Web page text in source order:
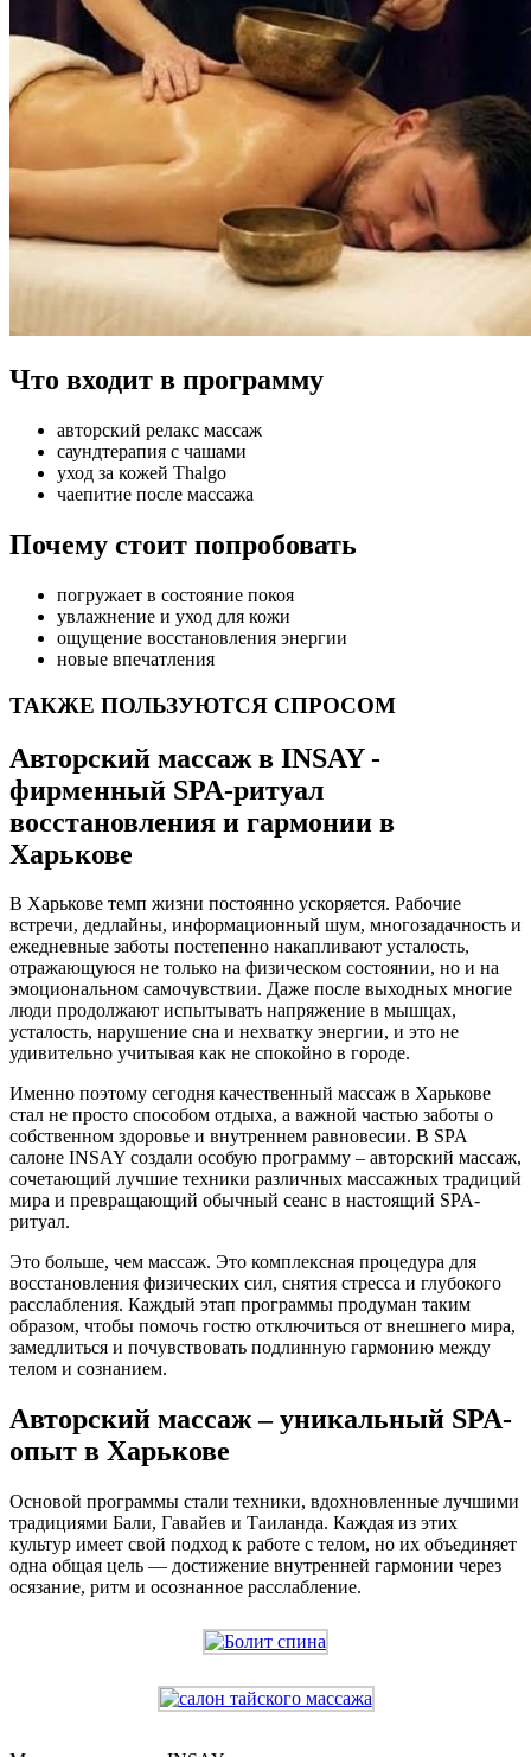
Что входит в программу
авторский релакс массаж
саундтерапия с чашами
уход за кожей Thalgo
чаепитие после массажа
Почему стоит попробовать
погружает в состояние покоя
увлажнение и уход для кожи
ощущение восстановления энергии
новые впечатления
ТАКЖЕ ПОЛЬЗУЮТСЯ СПРОСОМ
Авторский массаж в INSAY -
фирменный SPA-ритуал
восстановления и гармонии в
Харькове
В Харькове темп жизни постоянно ускоряется. Рабочие
встречи, дедлайны, информационный шум, многозадачность и
ежедневные заботы постепенно накапливают усталость,
отражающуюся не только на физическом состоянии, но и на
эмоциональном самочувствии. Даже после выходных многие
люди продолжают испытывать напряжение в мышцах,
усталость, нарушение сна и нехватку энергии, и это не
удивительно учитывая как не спокойно в городе.
Именно поэтому сегодня качественный массаж в Харькове
стал не просто способом отдыха, а важной частью заботы о
собственном здоровье и внутреннем равновесии. В SPA
салоне INSAY создали особую программу – авторский массаж,
сочетающий лучшие техники различных массажных традиций
мира и превращающий обычный сеанс в настоящий SPA-
ритуал.
Это больше, чем массаж. Это комплексная процедура для
восстановления физических сил, снятия стресса и глубокого
расслабления. Каждый этап программы продуман таким
образом, чтобы помочь гостю отключиться от внешнего мира,
замедлиться и почувствовать подлинную гармонию между
телом и сознанием.
Авторский массаж – уникальный SPA-
опыт в Харькове
Основой программы стали техники, вдохновленные лучшими
традициями Бали, Гавайев и Таиланда. Каждая из этих
культур имеет свой подход к работе с телом, но их объединяет
одна общая цель — достижение внутренней гармонии через
осязание, ритм и осознанное расслабление.